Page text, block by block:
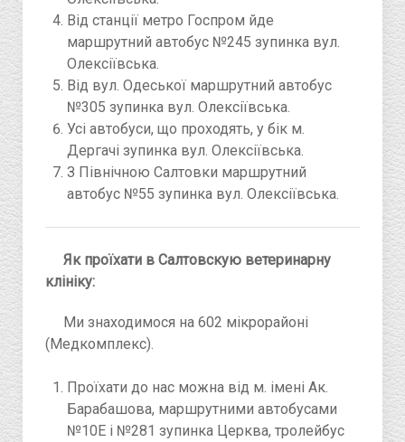
Від станції метро Госпром йде
маршрутний автобус №245 зупинка вул.
Олексіївська.
Від вул. Одеської маршрутний автобус
№305 зупинка вул. Олексіївська.
Усі автобуси, що проходять, у бік м.
Дергачі зупинка вул. Олексіївська.
З Північною Салтовки маршрутний
автобус №55 зупинка вул. Олексіївська.
Як проїхати в Салтовскую ветеринарну
клініку:
Ми знаходимося на 602 мікрорайоні
(Медкомплекс).
Проїхати до нас можна від м. імені Ак.
Барабашова, маршрутними автобусами
№10Е і №281 зупинка Церква, тролейбус